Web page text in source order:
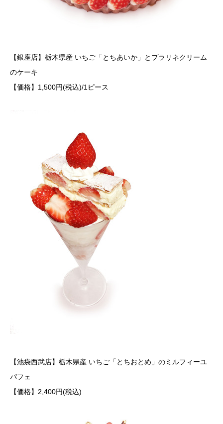
【銀座店】栃木県産 いちご「とちあいか」とプラリネクリーム
のケーキ
【価格】1,500円(税込)/1ピース
【池袋西武店】栃木県産 いちご「とちおとめ」のミルフィーユ
パフェ
【価格】2,400円(税込)